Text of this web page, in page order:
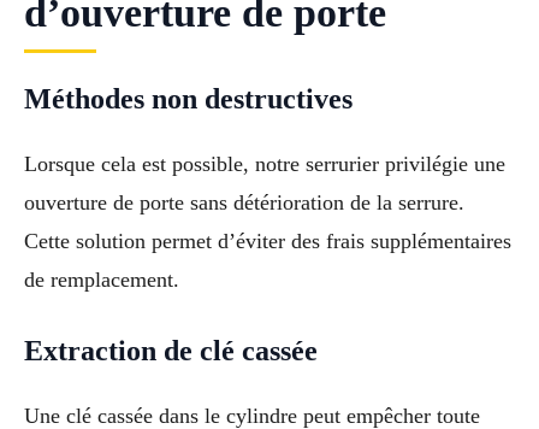
d’ouverture de porte
Méthodes non destructives
Lorsque cela est possible, notre serrurier privilégie une
ouverture de porte sans détérioration de la serrure.
Cette solution permet d’éviter des frais supplémentaires
de remplacement.
Extraction de clé cassée
Une clé cassée dans le cylindre peut empêcher toute